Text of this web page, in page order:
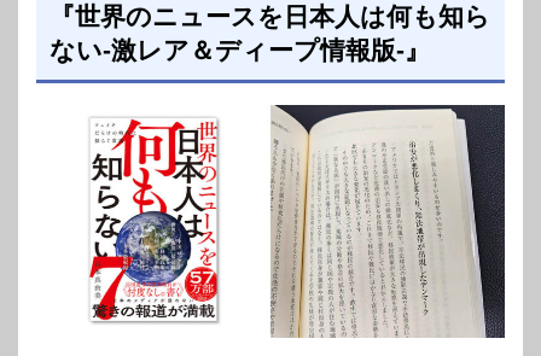
『世界のニュースを日本人は何も知ら
ない-激レア＆ディープ情報版-』